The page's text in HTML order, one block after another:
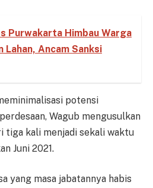
Purwakarta Himbau Warga
Lahan, Ancam Sanksi
potensi
Wagub mengusulkan
tiga kali menjadi sekali waktu
Juni 2021.
yang masa jabatannya habis